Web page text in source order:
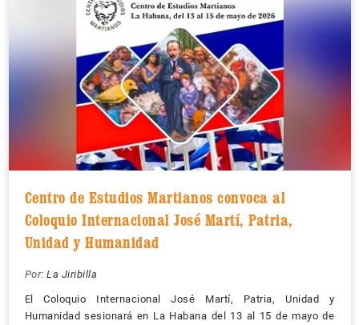
Centro de Estudios Martianos convoca al
Coloquio Internacional José Martí, Patria,
Unidad y Humanidad
Por: La Jiribilla
El Coloquio Internacional José Martí, Patria, Unidad y
Humanidad sesionará en La Habana del 13 al 15 de mayo de